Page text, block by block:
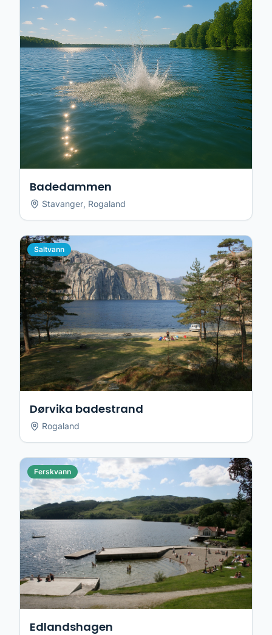
Badedammen
Stavanger, Rogaland
Saltvann
Dørvika badestrand
Rogaland
Ferskvann
Edlandshagen